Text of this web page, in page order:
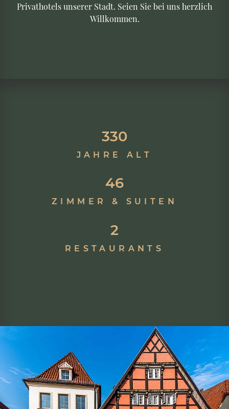
Privathotels unserer Stadt. Seien Sie bei uns herzlich
Willkommen.
336
JAHRE ALT
69
ZIMMER & SUITEN
3
RESTAURANTS